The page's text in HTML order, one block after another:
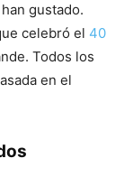
gustado.
celebró el 40
Todos los
en el